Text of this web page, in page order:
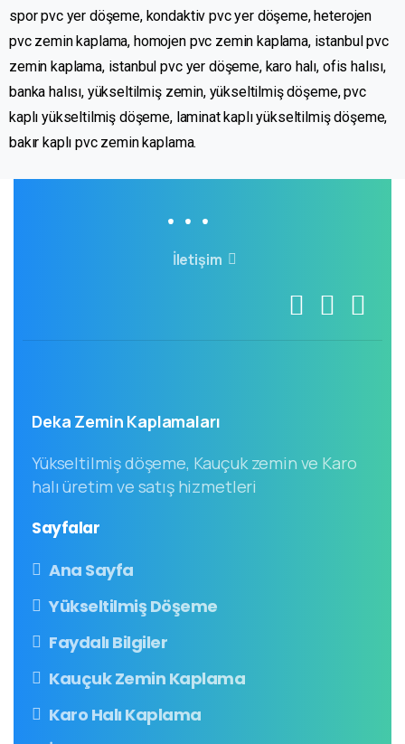
spor pvc yer döşeme, kondaktiv pvc yer döşeme, heterojen
pvc zemin kaplama, homojen pvc zemin kaplama, istanbul pvc
zemin kaplama, istanbul pvc yer döşeme, karo halı, ofis halısı,
banka halısı, yükseltilmiş zemin, yükseltilmiş döşeme, pvc
kaplı yükseltilmiş döşeme, laminat kaplı yükseltilmiş döşeme,
bakır kaplı pvc zemin kaplama.
İletişim
Deka Zemin Kaplamaları
Yükseltilmiş döşeme, Kauçuk zemin ve Karo
halı üretim ve satış hizmetleri
Sayfalar
Ana Sayfa
Yükseltilmiş Döşeme
Faydalı Bilgiler
Kauçuk Zemin Kaplama
Karo Halı Kaplama